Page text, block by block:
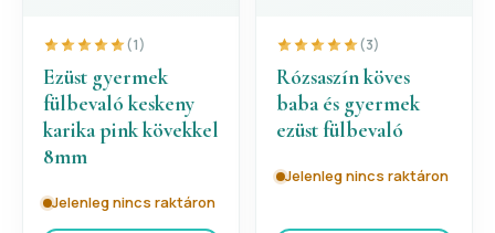
(1)
Ezüst gyermek
fülbevaló keskeny
karika pink kövekkel
8mm
Jelenleg nincs raktáron
(3)
Rózsaszín köves
baba és gyermek
ezüst fülbevaló
Jelenleg nincs raktáron